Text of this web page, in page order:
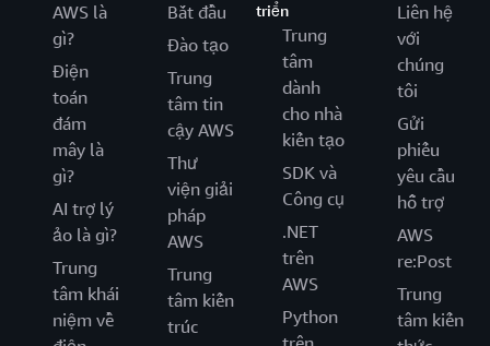
AWS là
gì?
Điện
toán
đám
mây là
gì?
AI trợ lý
ảo là gì?
Trung
tâm khái
niệm về
Bắt đầu
Đào tạo
Trung
tâm tin
cậy AWS
Thư
viện giải
pháp
AWS
Trung
tâm kiến
trúc
triển
Trung
tâm
dành
cho nhà
kiến tạo
SDK và
Công cụ
.NET
trên
AWS
Python
Liên hệ
với
chúng
tôi
Gửi
phiếu
yêu cầu
hỗ trợ
AWS
re:Post
Trung
tâm kiến